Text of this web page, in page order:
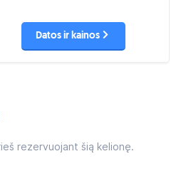
Datos ir kainos
rezervuojant šią kelionę.